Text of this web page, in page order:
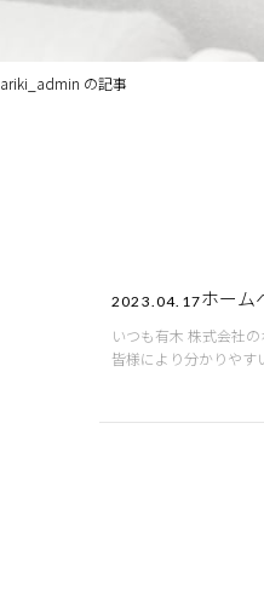
ariki_admin の記事
2023.04.17ホーム
いつも有木 株式会社のホームページを
皆様により分かりやす